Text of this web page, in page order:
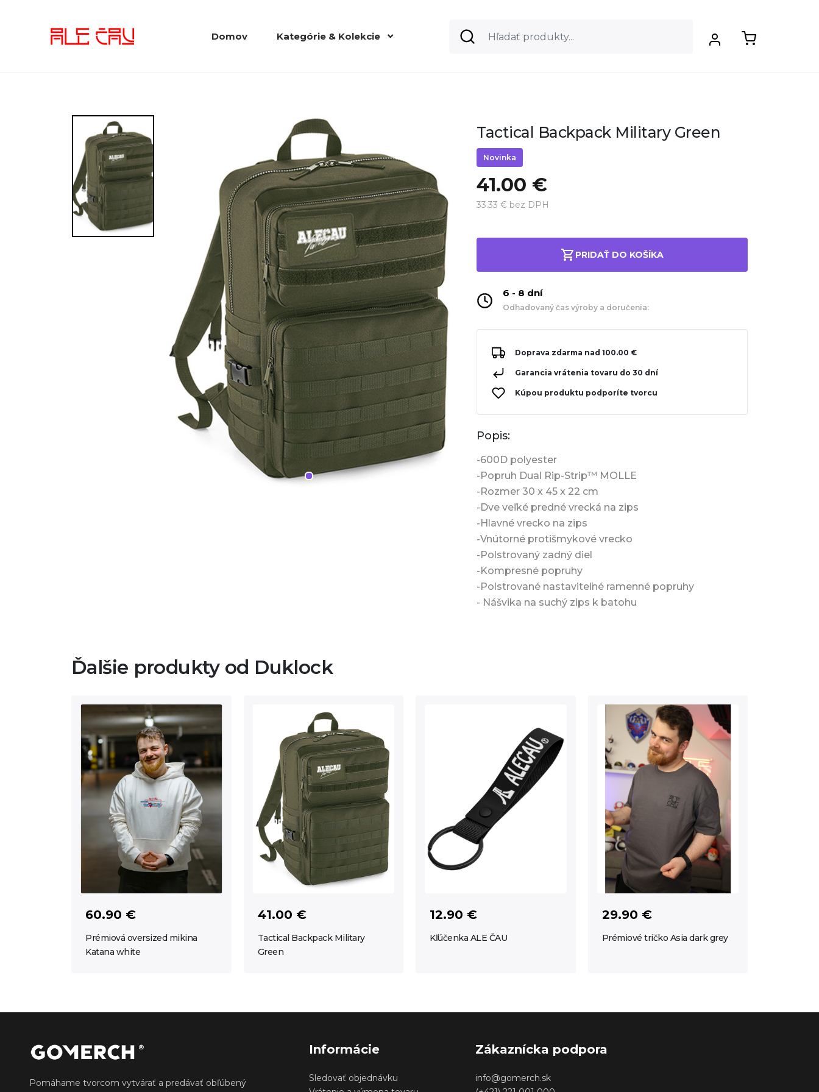
Domov Kategórie & Kolekcie
Tactical Backpack Military Green
Novinka
41.00 €
33.33 € bez DPH
PRIDAŤ DO KOŠÍKA
6 - 8 dní
Odhadovaný čas výroby a doručenia:
Doprava zdarma nad 100.00 €
Garancia vrátenia tovaru do 30 dní
Kúpou produktu podporíte tvorcu
Popis:
-600D polyester
-Popruh Dual Rip-Strip™ MOLLE
-Rozmer 30 x 45 x 22 cm
-Dve veľké predné vrecká na zips
-Hlavné vrecko na zips
-Vnútorné protišmykové vrecko
-Polstrovaný zadný diel
-Kompresné popruhy
-Polstrované nastaviteľné ramenné popruhy
- Nášvika na suchý zips k batohu
Ďalšie produkty od Duklock
60.90 €
Prémiová oversized mikina
Katana white
41.00 €
Tactical Backpack Military
Green
12.90 €
Kľúčenka ALE ČAU
29.90 €
Prémiové tričko Asia dark grey
Informácie
Sledovať objednávku
Zákaznícka podpora
info@gomerch.sk
Pomáhame tvorcom vytvárať a predávať obľúbený